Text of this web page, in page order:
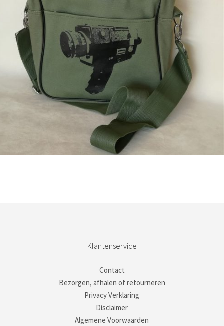
18,50
Klantenservice
Contact
Bezorgen, afhalen of retourneren
Privacy Verklaring
Disclaimer
Algemene Voorwaarden